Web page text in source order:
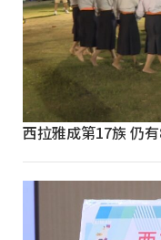
西拉雅成第17族 仍